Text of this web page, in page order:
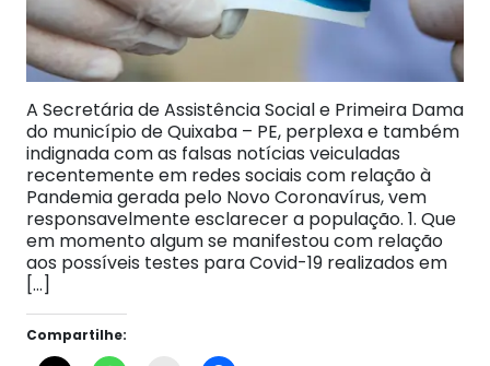
A Secretária de Assistência Social e Primeira Dama
do município de Quixaba – PE, perplexa e também
indignada com as falsas notícias veiculadas
recentemente em redes sociais com relação à
Pandemia gerada pelo Novo Coronavírus, vem
responsavelmente esclarecer a população. 1. Que
em momento algum se manifestou com relação
aos possíveis testes para Covid-19 realizados em
[…]
Compartilhe: